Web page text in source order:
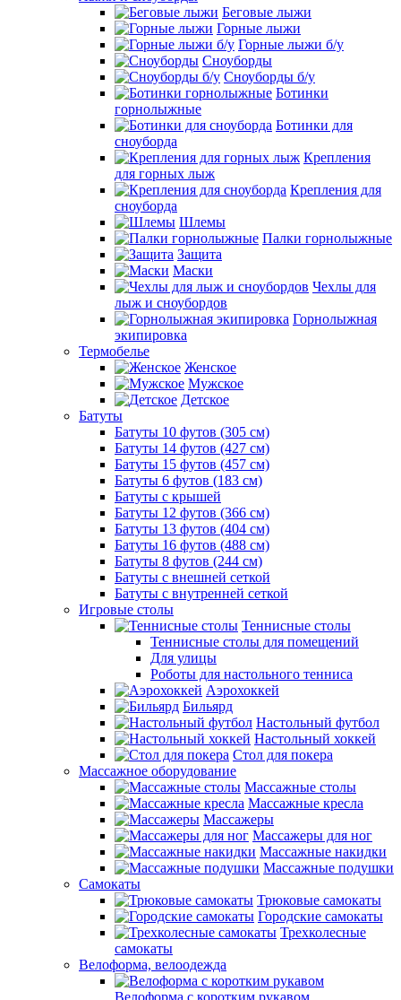
Беговые лыжи
Горные лыжи
Горные лыжи б/у
Сноуборды
Сноуборды б/у
Ботинки
горнолыжные
Ботинки для
сноуборда
Крепления
для горных лыж
Крепления для
сноуборда
Шлемы
Палки горнолыжные
Защита
Маски
Чехлы для
лыж и сноубордов
Горнолыжная
экипировка
Термобелье
Женское
Мужское
Детское
Батуты
Батуты 10 футов (305 см)
Батуты 14 футов (427 см)
Батуты 15 футов (457 см)
Батуты 6 футов (183 см)
Батуты с крышей
Батуты 12 футов (366 см)
Батуты 13 футов (404 см)
Батуты 16 футов (488 см)
Батуты 8 футов (244 см)
Батуты с внешней сеткой
Батуты с внутренней сеткой
Игровые столы
Теннисные столы
Теннисные столы для помещений
Для улицы
Роботы для настольного тенниса
Аэрохоккей
Бильярд
Настольный футбол
Настольный хоккей
Стол для покера
Массажное оборудование
Массажные столы
Массажные кресла
Массажеры
Массажеры для ног
Массажные накидки
Массажные подушки
Самокаты
Трюковые самокаты
Городские самокаты
Трехколесные
самокаты
Велоформа, велоодежда
Велоформа с коротким рукавом